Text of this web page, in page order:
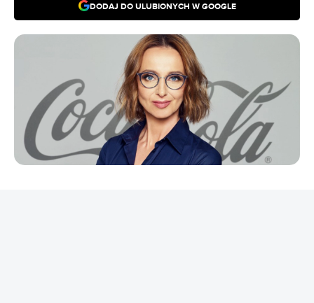
DODAJ DO ULUBIONYCH W GOOGLE